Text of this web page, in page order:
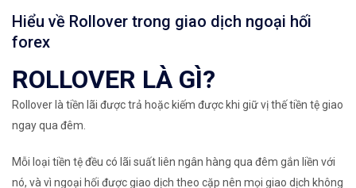
Hiểu về Rollover trong giao dịch ngoại hối
forex
ROLLOVER LÀ GÌ?
Rollover là tiền lãi được trả hoặc kiếm được khi giữ vị thế tiền tệ giao
ngay qua đêm.
Mỗi loại tiền tệ đều có lãi suất liên ngân hàng qua đêm gắn liền với
nó, và vì ngoại hối được giao dịch theo cặp nên mọi giao dịch không